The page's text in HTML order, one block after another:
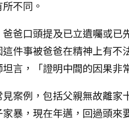
不同。
爸口頭提及已立遺囑或已
這件事被爸爸在精神上有不
言，「證明中間的因果非
見案例，包括父親無故離家
暴，現在年邁，回過頭來